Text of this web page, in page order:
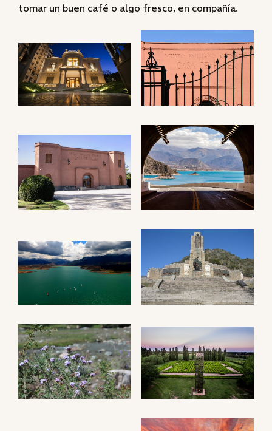
tomar un buen café o algo fresco, en compañía.